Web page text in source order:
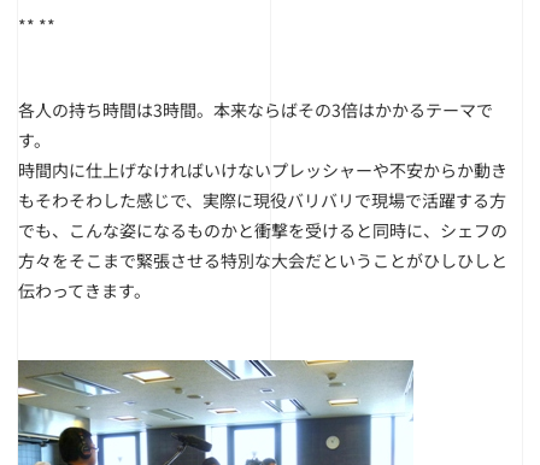
** **
各人の持ち時間は3時間。本来ならばその3倍はかかるテーマで
す。
時間内に仕上げなければいけないプレッシャーや不安からか動き
もそわそわした感じで、実際に現役バリバリで現場で活躍する方
でも、こんな姿になるものかと衝撃を受けると同時に、シェフの
方々をそこまで緊張させる特別な大会だということがひしひしと
伝わってきます。